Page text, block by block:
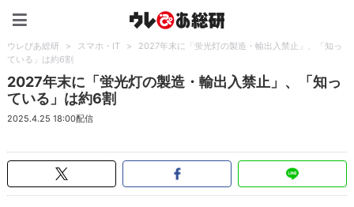
ウレぴあ総研 > スマホ・IT >
2027年末に「蛍光灯の製造・輸出入禁止」、「知っ
ている」は約6割
2027年末に「蛍光灯の製造・輸出入禁止」、「知っ
ている」は約6割
2025.4.25 18:00配信